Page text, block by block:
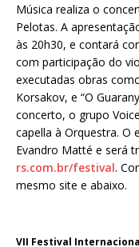
Música realiza o
Pelotas. A
às 20h30, e contará
com participação do
executadas obras
Korsakov, e “O
concerto, o grupo
capella à Orquestra. O
Evandro Matté e será
rs.com.br/festival.
mesmo site e abaixo.
VII Festival